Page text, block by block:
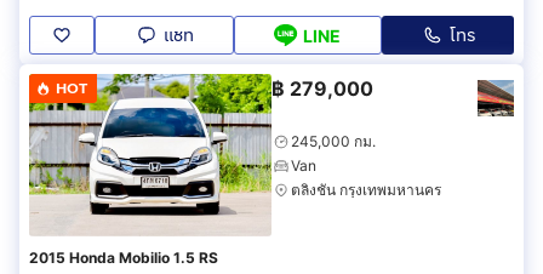
แชท LINE โทร
HOT ฿ 279,000
245,000 กม.
Van
ตลิ่งชัน กรุงเทพมหานคร
2015 Honda Mobilio 1.5 RS